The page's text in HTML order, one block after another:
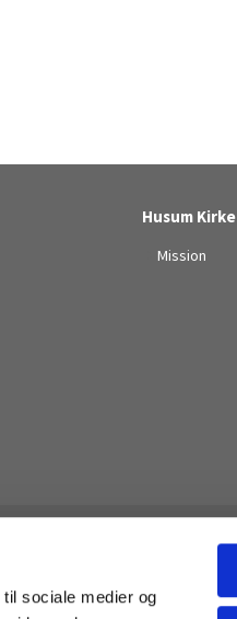
sociale medier og
Husum Kirke
Mission